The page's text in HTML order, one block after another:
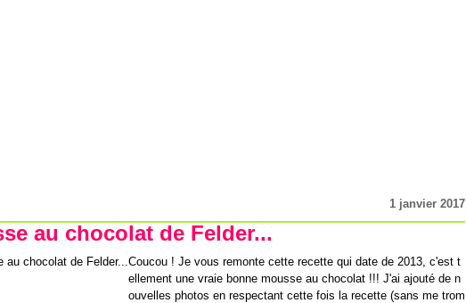
1 janvier 2017
au chocolat de Felder...
Coucou ! Je vous remonte cette recette qui date de 2013, c'est t
ellement une vraie bonne mousse au chocolat !!! J'ai ajouté de n
ouvelles photos en respectant cette fois la recette (sans me trom